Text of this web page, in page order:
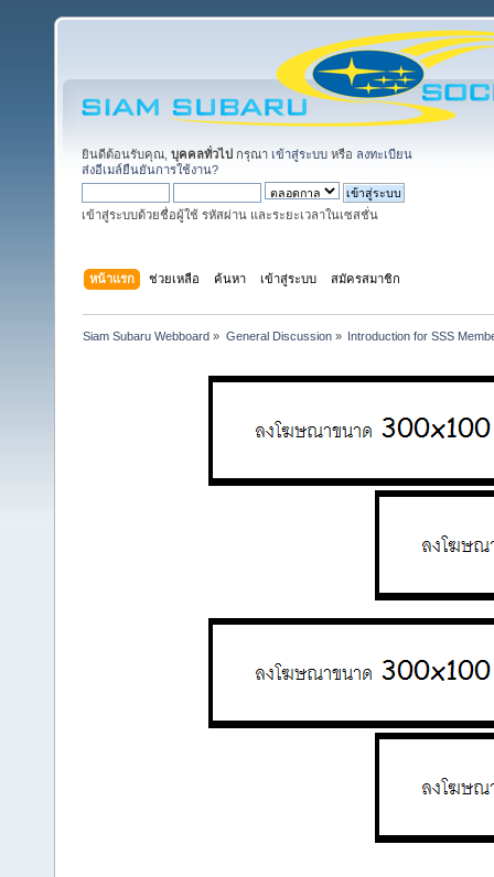
ยินดีต้อนรับคุณ, บุคคลทั่วไป กรุณา เข้าสู่ระบบ หรือ ลงทะเบียน
ส่งอีเมล์ยืนยันการใช้งาน?
เข้าสู่ระบบด้วยชื่อผู้ใช้ รหัสผ่าน และระยะเวลาในเซสชั่น
หน้าแรก ช่วยเหลือ ค้นหา เข้าสู่ระบบ สมัครสมาชิก
Siam Subaru Webboard » General Discussion» Introduction for SSS